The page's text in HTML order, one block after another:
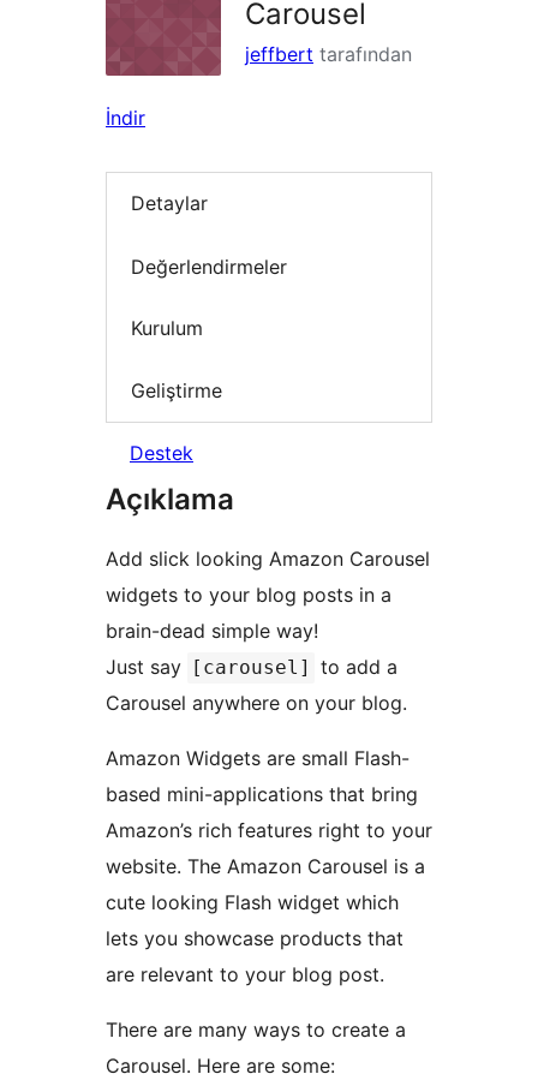
Carousel
jeffbert tarafından
İndir
Detaylar
Değerlendirmeler
Kurulum
Geliştirme
Destek
Açıklama
Add slick looking Amazon Carousel
widgets to your blog posts in a
brain-dead simple way!
Just say
[carousel]
to add a
Carousel anywhere on your blog.
Amazon Widgets are small Flash-
based mini-applications that bring
Amazon’s rich features right to your
website. The Amazon Carousel is a
cute looking Flash widget which
lets you showcase products that
are relevant to your blog post.
There are many ways to create a
Carousel. Here are some: